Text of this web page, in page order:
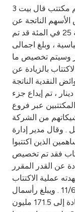
After Sales
Contact us
Branch & ATM
Germany
Malaysia
Turkey
Egypt
3 في المئة زيادة في التخصيص لكل مساهم مكتتب قال بيت
الناتجة عن
عملية الاكتتاب في زيادة رأس المال بنسبة 25 في المئة قد تم
فترة قياسية ، وبلغ اجمالى
460 مليون دينار وسيتم تخصيص ما
بالاكتتاب بالزيادة عن
النقدية الناتجة
حوالي 154 مليون دينار ، تم إيداع جزء
عبر فروع
من الشركة
. وقال مدير إدارة
الذين اكتتبوا
فقد تم تخصيص
3 في المئة زيادة عن القدر المقرر
عملية الاكتتاب
، التي كان مقررا لها الفترة من 21/5 إلى 11/6 . ويبلغ رأسمال
بيتك حاليا 141 مليون دينار وسيصل بعد الزيادة إلى 171.5 مليون